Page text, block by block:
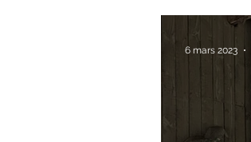
6 mars 2023